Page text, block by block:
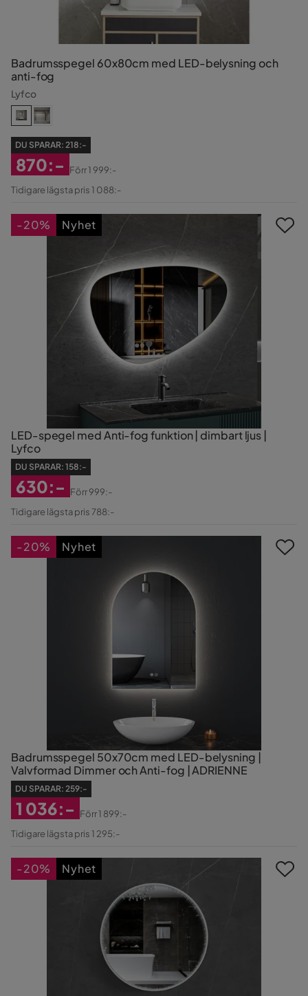
Badrumsspegel 60x80cm med LED-belysning och
anti-fog
Lyfco
DU SPARAR: 218:-
Rabatterat
870:-
Original
Förr1 999:-
Tidigare lägsta pris 1 088:-
LED-spegel med Anti-fog funktion | dimbart ljus |
Lyfco
DU SPARAR: 158:-
Rabatterat
630:-
Original
Förr999:-
Tidigare lägsta pris 788:-
-20% Nyhet
Badrumsspegel 50x70cm med LED-belysning |
Valvformad Dimmer och Anti-fog | ADRIENNE
DU SPARAR: 259:-
Rabatterat
1 036:-
Original
Förr1 899:-
Tidigare lägsta pris 1 295:-
-20% Nyhet
-20% Nyhet